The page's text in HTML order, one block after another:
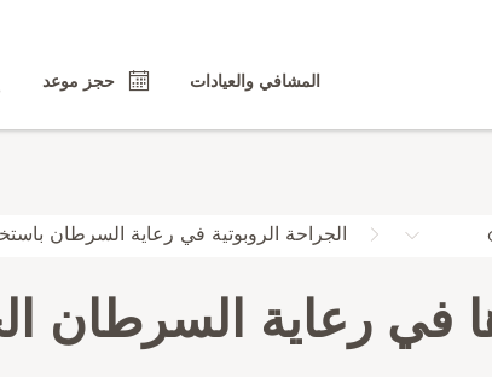
المشافي والعيادات حجز موعد
الجراحة الروبوتية في رعاية السرطان
في رعاية السرطان